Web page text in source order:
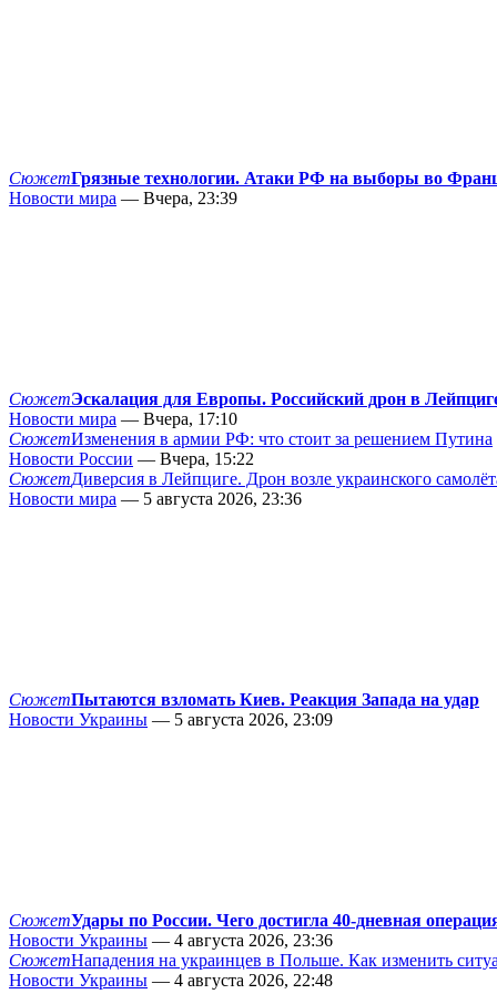
СюжетГрязные технологии. Атаки РФ на выборы во
Новости мира — Вчера, 23:39
СюжетЭскалация для Европы. Российский дрон в
Новости мира — Вчера, 17:10
СюжетИзменения в армии РФ: что стоит за решением Путина
Новости России — Вчера, 15:22
СюжетДиверсия в Лейпциге. Дрон возле украинского
Новости мира — 5 августа 2026, 23:36
СюжетПытаются взломать Киев. Реакция Запада на удар
Новости Украины — 5 августа 2026, 23:09
СюжетУдары по России. Чего достигла 40-дневная
Новости Украины — 4 августа 2026, 23:36
СюжетНападения на украинцев в Польше. Как изменить
Новости Украины — 4 августа 2026, 22:48